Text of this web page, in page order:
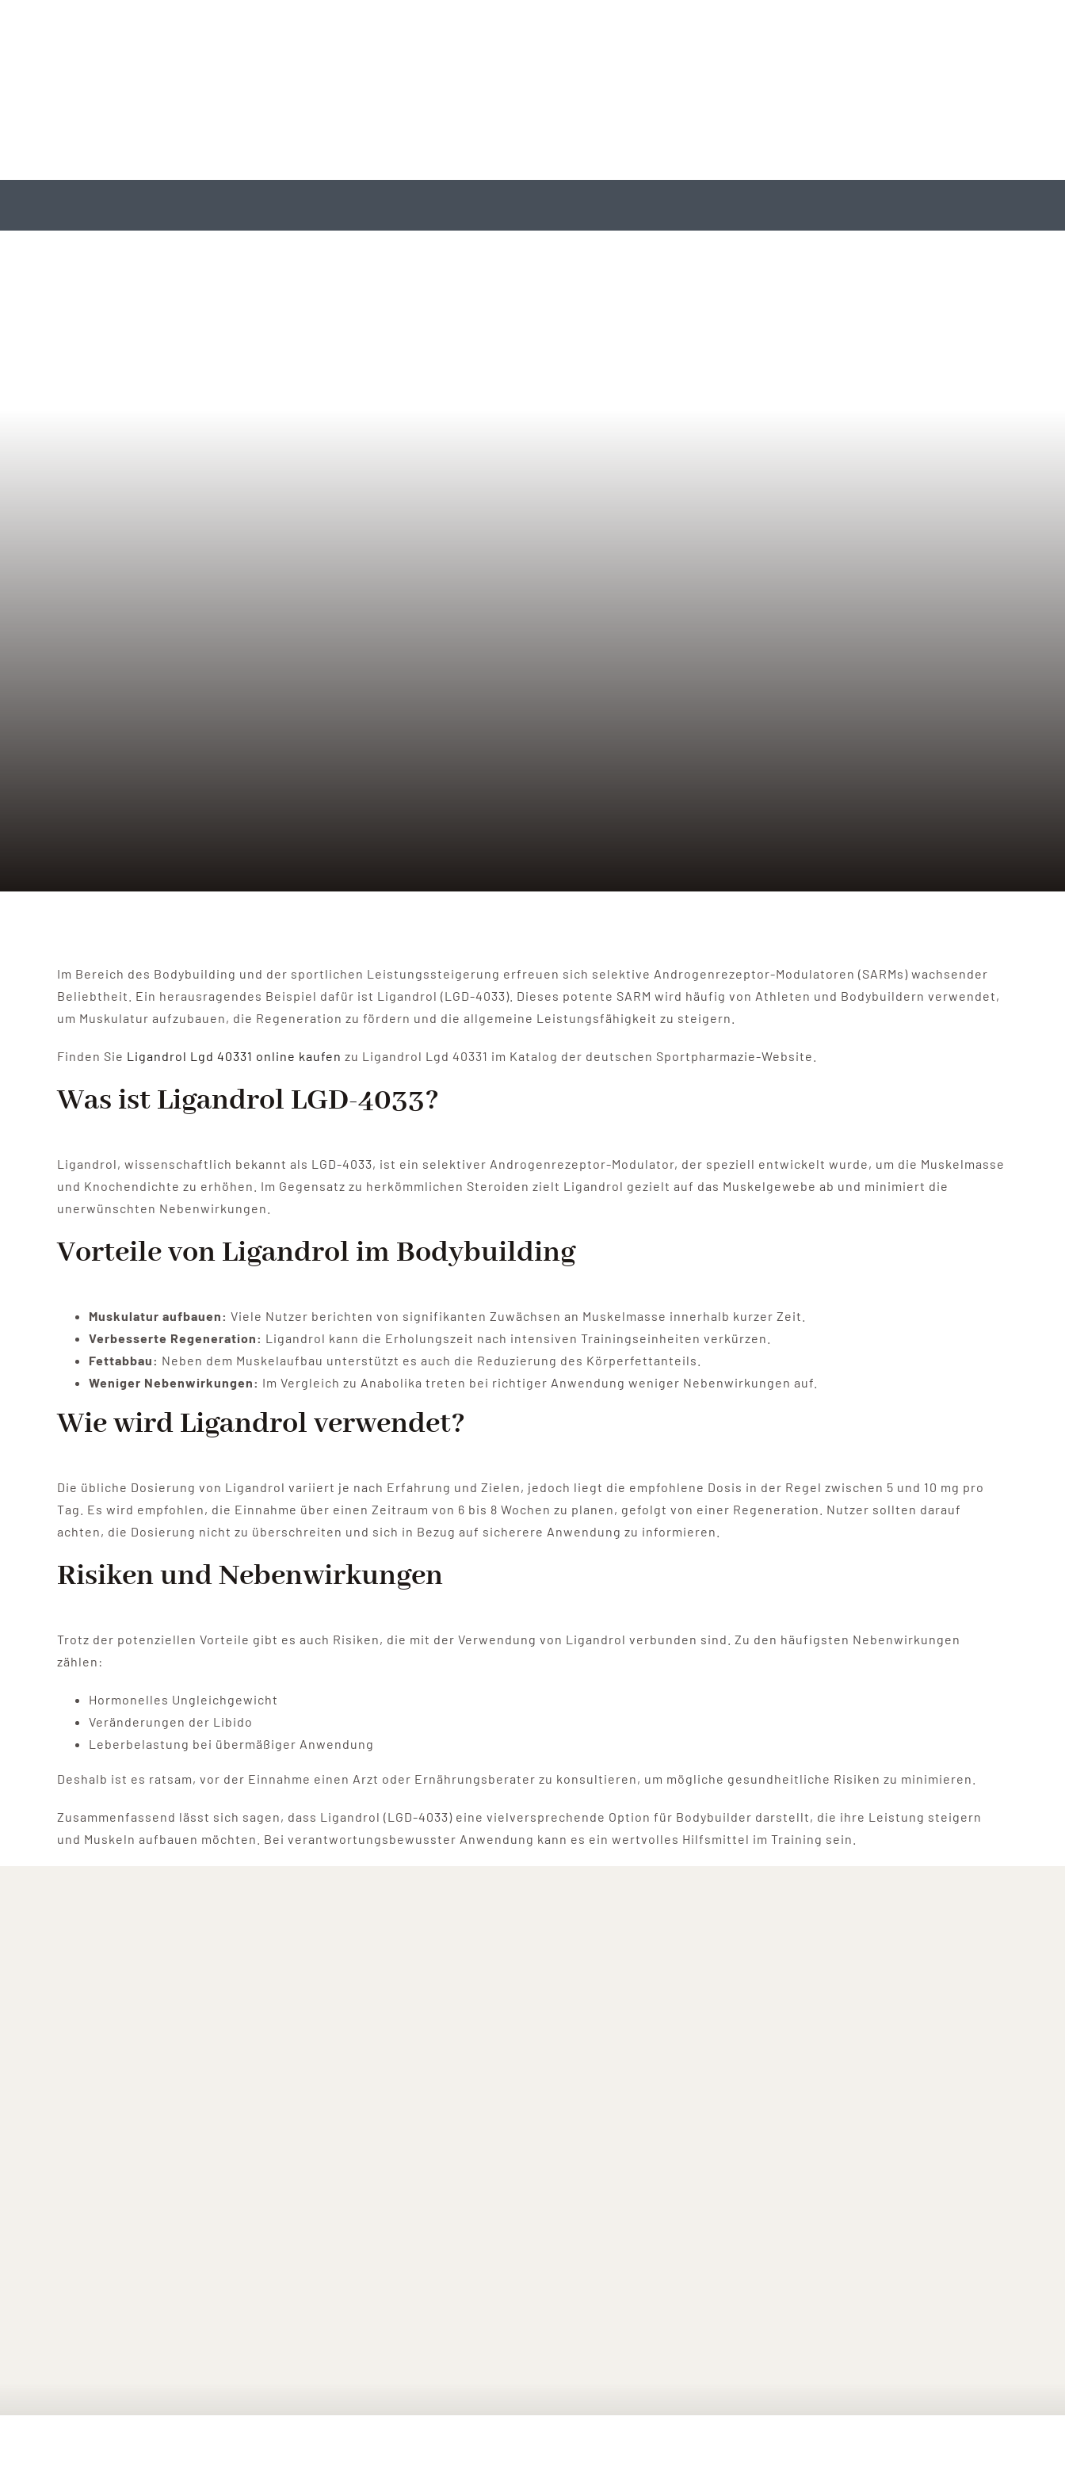
Im Bereich des Bodybuilding und der sportlichen Leistungssteigerung erfreuen sich selektive Androgenrezeptor-Modulatoren (SARMs) wachsender
Beliebtheit. Ein herausragendes Beispiel dafür ist Ligandrol (LGD-4033). Dieses potente SARM wird häufig von Athleten und Bodybuildern verwendet,
um Muskulatur aufzubauen, die Regeneration zu fördern und die allgemeine Leistungsfähigkeit zu steigern.
Finden Sie Ligandrol Lgd 40331 online kaufen zu Ligandrol Lgd 40331 im Katalog der deutschen Sportpharmazie-Website.
Was ist Ligandrol LGD-4033?
Ligandrol, wissenschaftlich bekannt als LGD-4033, ist ein selektiver Androgenrezeptor-Modulator, der speziell entwickelt wurde, um die Muskelmasse
und Knochendichte zu erhöhen. Im Gegensatz zu herkömmlichen Steroiden zielt Ligandrol gezielt auf das Muskelgewebe ab und minimiert die
unerwünschten Nebenwirkungen.
Vorteile von Ligandrol im Bodybuilding
Muskulatur aufbauen: Viele Nutzer berichten von signifikanten Zuwächsen an Muskelmasse innerhalb kurzer Zeit.
Verbesserte Regeneration: Ligandrol kann die Erholungszeit nach intensiven Trainingseinheiten verkürzen.
Fettabbau: Neben dem Muskelaufbau unterstützt es auch die Reduzierung des Körperfettanteils.
Weniger Nebenwirkungen: Im Vergleich zu Anabolika treten bei richtiger Anwendung weniger Nebenwirkungen auf.
Wie wird Ligandrol verwendet?
Die übliche Dosierung von Ligandrol variiert je nach Erfahrung und Zielen, jedoch liegt die empfohlene Dosis in der Regel zwischen 5 und 10 mg pro
Tag. Es wird empfohlen, die Einnahme über einen Zeitraum von 6 bis 8 Wochen zu planen, gefolgt von einer Regeneration. Nutzer sollten darauf
achten, die Dosierung nicht zu überschreiten und sich in Bezug auf sicherere Anwendung zu informieren.
Risiken und Nebenwirkungen
Trotz der potenziellen Vorteile gibt es auch Risiken, die mit der Verwendung von Ligandrol verbunden sind. Zu den häufigsten Nebenwirkungen
zählen:
Hormonelles Ungleichgewicht
Veränderungen der Libido
Leberbelastung bei übermäßiger Anwendung
Deshalb ist es ratsam, vor der Einnahme einen Arzt oder Ernährungsberater zu konsultieren, um mögliche gesundheitliche Risiken zu minimieren.
Zusammenfassend lässt sich sagen, dass Ligandrol (LGD-4033) eine vielversprechende Option für Bodybuilder darstellt, die ihre Leistung steigern
und Muskeln aufbauen möchten. Bei verantwortungsbewusster Anwendung kann es ein wertvolles Hilfsmittel im Training sein.